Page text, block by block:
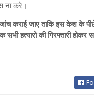
ना करे।
कराई जाए ताकि इस केश के
हत्यारो की गिरफ्तारी होकर